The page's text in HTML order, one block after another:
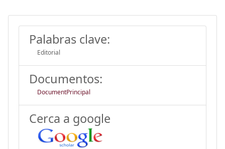
Palabras clave:
Editorial
Documentos:
DocumentPrincipal
Cerca a google